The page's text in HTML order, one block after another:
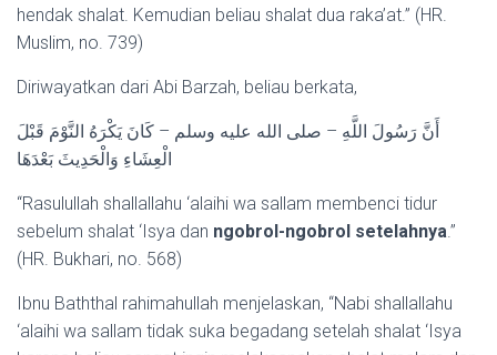
hendak shalat. Kemudian beliau shalat dua raka’at.” (HR.
Muslim, no. 739)
Diriwayatkan dari Abi Barzah, beliau berkata,
أَنَّ رَسُولَ اللَّهِ – صلى الله عليه وسلم – كَانَ يَكْرَهُ النَّوْمَ قَبْلَ
الْعِشَاءِ وَالْحَدِيثَ بَعْدَهَا
“Rasulullah shallallahu ‘alaihi wa sallam membenci tidur
sebelum shalat ‘Isya dan ngobrol-ngobrol setelahnya.”
(HR. Bukhari, no. 568)
Ibnu Baththal rahimahullah menjelaskan, “Nabi shallallahu
‘alaihi wa sallam tidak suka begadang setelah shalat ‘Isya